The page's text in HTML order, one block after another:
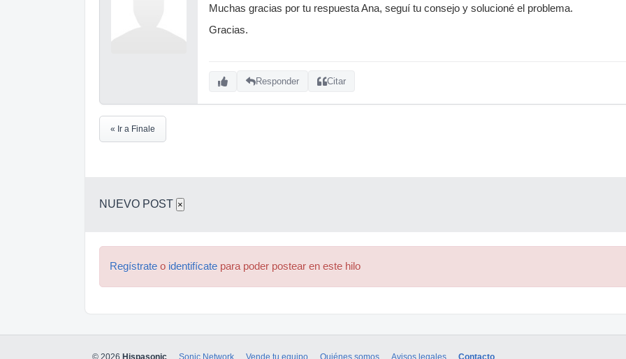
Muchas gracias por tu respuesta Ana, seguí tu consejo y solucioné el problema.
Gracias.
Responder Citar
« Ir a Finale
NUEVO POST ×
Regístrate o identifícate para poder postear en este hilo
© 2026 Hispasonic Sonic Network Vende tu equipo Quiénes somos Avisos legales Contacto